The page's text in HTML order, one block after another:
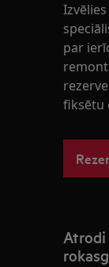
par
fiksētu
Atrodi